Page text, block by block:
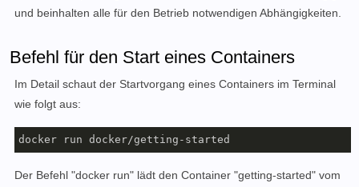
und beinhalten alle für den Betrieb notwendigen Abhängigkeiten.
Befehl für den Start eines Containers
Im Detail schaut der Startvorgang eines Containers im Terminal
wie folgt aus:
docker run docker/getting-started
Der Befehl "docker run" lädt den Container "getting-started" vom